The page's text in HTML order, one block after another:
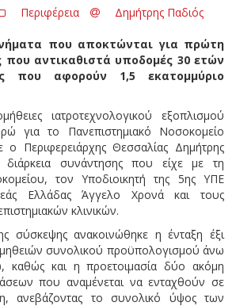
Περιφέρεια Δημήτρης Παδιός
που αποκτώνται για πρώτη
που αντικαθιστά υποδομές 30 ετών
που αφορούν 1,5 εκατομμύριο
ιατροτεχνολογικού εξοπλισμού
για το Πανεπιστημιακό Νοσοκομείο
ο Περιφερειάρχης Θεσσαλίας Δημήτρης
συνάντησης που είχε με τη
τον Υποδιοικητή της 5ης ΥΠΕ
Ελλάδας Άγγελο Χρονά και τους
κλινικών.
σύσκεψης ανακοινώθηκε η ένταξη έξι
συνολικού προϋπολογισμού άνω
καθώς και η προετοιμασία δύο ακόμη
που αναμένεται να ενταχθούν σε
ανεβάζοντας το συνολικό ύψος των